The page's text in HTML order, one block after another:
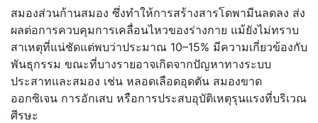
สมองส่วนก้านสมอง ซึ่งทำให้การสร้างสารโดพามีนลดลง ส่ง
ผลต่อการควบคุมการเคลื่อนไหวของร่างกาย แม้ยังไม่ทราบ
สาเหตุที่แน่ชัดแต่พบว่าประมาณ 10–15% มีความเกี่ยวข้องกับ
พันธุกรรม ขณะที่บางรายอาจเกิดจากปัญหาทางระบบ
ประสาทและสมอง เช่น หลอดเลือดอุดตัน สมองขาด
ออกซิเจน การอักเสบ หรือการประสบอุบัติเหตุรุนแรงที่บริเวณ
ศีรษะ